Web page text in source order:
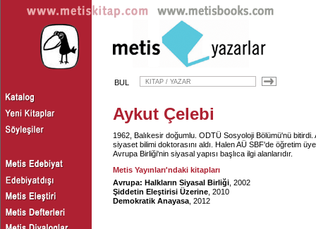
BUL
Aykut Çelebi
1962, Balıkesir doğumlu. ODTÜ Sosyoloji Bölümü'nü
siyaset bilimi doktorasını aldı. Halen AÜ SBF'de öğretim
Avrupa Birliği'nin siyasal yapısı başlıca ilgi alanlarıdır.
Metis Yayınları'ndaki kitapları
Avrupa: Halkların Siyasal Birliği , 2002
Şiddetin Eleştirisi Üzerine , 2010
Demokratik Anayasa , 2012